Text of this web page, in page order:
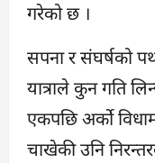
गरेको छ ।
सपना र संघर्षको
यात्राले कुन गति
एकपछि अर्को
चाखेकी उनि